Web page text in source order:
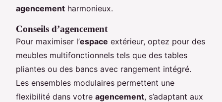
agencement harmonieux.
Conseils d’agencement
Pour maximiser l’espace extérieur, optez pour des
meubles multifonctionnels tels que des tables
pliantes ou des bancs avec rangement intégré.
Les ensembles modulaires permettent une
flexibilité dans votre agencement, s’adaptant aux